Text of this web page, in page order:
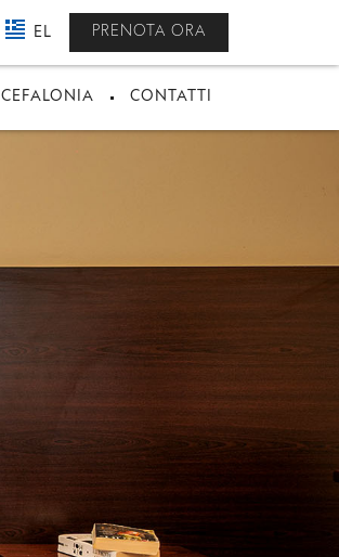
EL PRENOTA ORA
CEFALONIA CONTATTI